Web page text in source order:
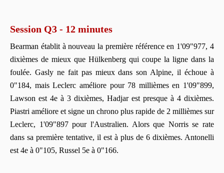
Session Q3 - 12 minutes
Bearman établit à nouveau la première référence en 1'09"977, 4
dixièmes de mieux que Hülkenberg qui coupe la ligne dans la
foulée. Gasly ne fait pas mieux dans son Alpine, il échoue à
0"184, mais Leclerc améliore pour 78 millièmes en 1'09"899,
Lawson est 4e à 3 dixièmes, Hadjar est presque à 4 dixièmes.
Piastri améliore et signe un chrono plus rapide de 2 millièmes sur
Leclerc, 1'09"897 pour l'Australien. Alors que Norris se rate
dans sa première tentative, il est à plus de 6 dixièmes. Antonelli
est 4e à 0"105, Russel 5e à 0"166.